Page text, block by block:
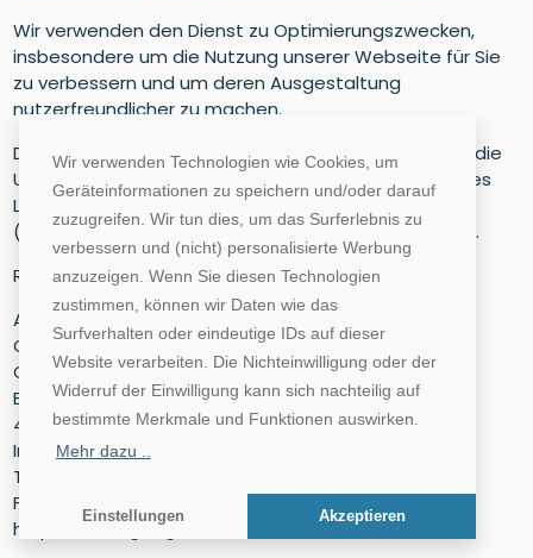
Wir verwenden Technologien wie Cookies, um
Geräteinformationen zu speichern und/oder darauf
zuzugreifen. Wir tun dies, um das Surferlebnis zu
verbessern und (nicht) personalisierte Werbung
anzuzeigen. Wenn Sie diesen Technologien
zustimmen, können wir Daten wie das
Surfverhalten oder eindeutige IDs auf dieser
Website verarbeiten. Die Nichteinwilligung oder der
Widerruf der Einwilligung kann sich nachteilig auf
bestimmte Merkmale und Funktionen auswirken.
Mehr dazu ..
Einstellungen Akzeptieren
Wir verwenden den Dienst zu Optimierungszwecken,
insbesondere um die Nutzung unserer Webseite für Sie
zu verbessern und um deren Ausgestaltung
nutzerfreundlicher zu machen.
Der Dienst übermittelt personenbezogene Daten in die
USA. Die EU-Kommission hat beschlossen, dass dieses
Land ein angemessenes Datenschutzniveau bietet
(TADPF). Der Dienst hat sich dem TADPF unterworfen.
Rechtsgrundlage ist Art. 6 Abs. 1 S. 1 lit. f) DSGVO.
Anbieter:
Google Ireland Limited
Google Building Gordon House
Barrow St
4 Dublin
Irland
Tel. +353 1 543 1000
Fax +353 1 686 5660
https://www.google.de/